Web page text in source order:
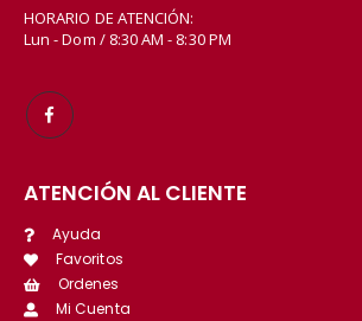
HORARIO DE ATENCIÓN:
Lun - Dom / 8:30 AM - 8:30 PM
ATENCIÓN AL CLIENTE
Ayuda
Favoritos
Ordenes
Mi Cuenta